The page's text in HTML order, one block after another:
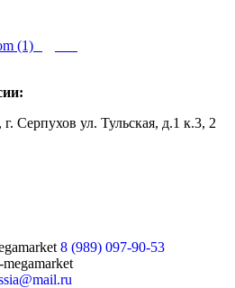
Серпухов ул. Тульская, д.1 к.3, 2
8 (989) 097-90-53